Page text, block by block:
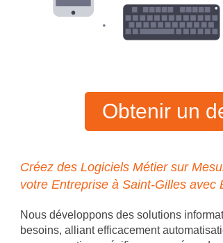
Obtenir un
Créez des Logiciels Métier sur
votre Entreprise à Saint-Gilles avec
Nous développons des solutions
besoins, alliant efficacement